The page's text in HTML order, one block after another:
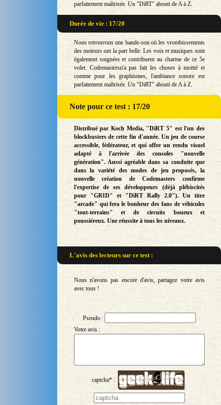
parfaitement maîtrisée. Un "DiRT" abouti de A à Z.
Durée de vie : 17/20
Nous retrouvons une bande-son où les vrombissements
des moteurs ont la part belle. Les voix et musiques sont
également soignées et contribuent au charme de ce 5e
volet. Codemastersn'a pas fait les choses à moitié et
comme pour les graphismes, l'ambiance sonore est
parfaitement maîtrisée. Un "DiRT" abouti de A à Z.
Notepour ce test : 17/20
Distribué par Koch Media, "DiRT 5" est l'un des
blockbusters de cette fin d'année. Un jeu de course
accessible, fédérateur, et qui offre un rendu visuel
adapté à l'arrivée des consoles "nouvelle
génération". Aussi agréable dans sa conduite que
dans la variété des modes de jeu proposés, la
nouvelle création de Codemasters confirme
l'expertise de ses développeurs (déjà plébiscités
pour "GRID" et "DiRT Rally 2.0"). Un titre
"arcade" qui fera le bonheur des fans de véhicules
"tout-terrains" et de circuits boueux et
poussiéreux. Une réussite à tous les niveaux.
L'avis des lecteurs surce test :
Nous n'avons pas encore d'avis, partagez votre avis
avec tous !
Pseudo :
Votre avis :
captcha* :